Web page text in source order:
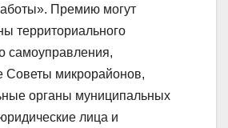
Премию могут
территориального
самоуправления,
Советы микрорайонов,
органы муниципальных
лица и